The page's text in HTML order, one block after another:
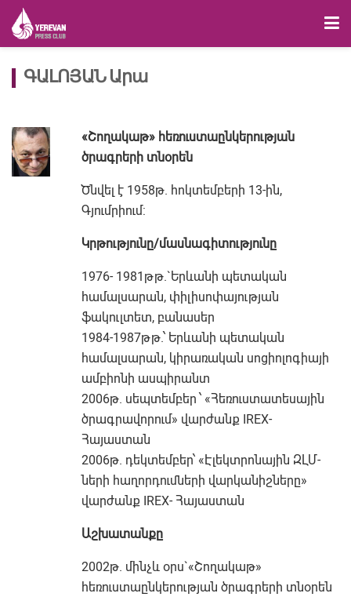
ԳԱԼՈՅԱՆ Արա
«Շողակաթ» հեռուստաընկերության
ծրագրերի տնօրեն
Ծնվել է 1958թ. հոկտեմբերի 13-ին,
Գյումրիում:
Կրթությունը/մասնագիտությունը
1976- 1981թթ.`Երևանի պետական
համալսարան, փիլիսոփայության
ֆակուլտետ, բանասեր
1984-1987թթ.՝ Երևանի պետական
համալսարան, կիրառական սոցիոլոգիայի
ամբիոնի ասպիրանտ
2006թ. սեպտեմբեր ՝ «Հեռուստատեսային
ծրագրավորում» վարժանք IREX-
Հայաստան
2006թ. դեկտեմբեր՝ «Էլեկտրոնային ԶԼՄ-
ների հաղորդումների վարկանիշները»
վարժանք IREX- Հայաստան
Աշխատանքը
2002թ. մինչև օրս`«Շողակաթ»
հեռուստաընկերության ծրագրերի տնօրեն